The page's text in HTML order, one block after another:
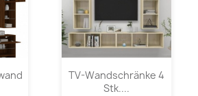
TV-Wandschränke 4
Stk....